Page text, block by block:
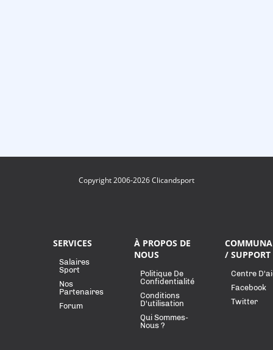
Copyright 2006-2026 Clicandsport
SERVICES
Salaires
Sport
Nos
Partenaires
Forum
À PROPOS DE
NOUS
Politique De
Confidentialité
Conditions
D'utilisation
Qui Sommes-
Nous ?
/ SUPPORT
Centre
Facebook
Twitter